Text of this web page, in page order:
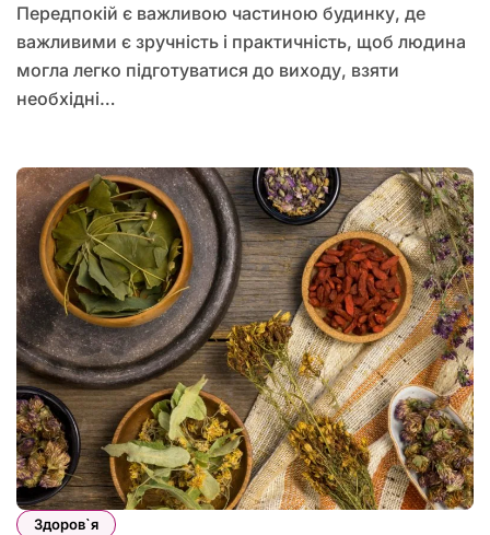
Передпокій є важливою частиною будинку, де
важливими є зручність і практичність, щоб людина
могла легко підготуватися до виходу, взяти
необхідні…
Здоров`я